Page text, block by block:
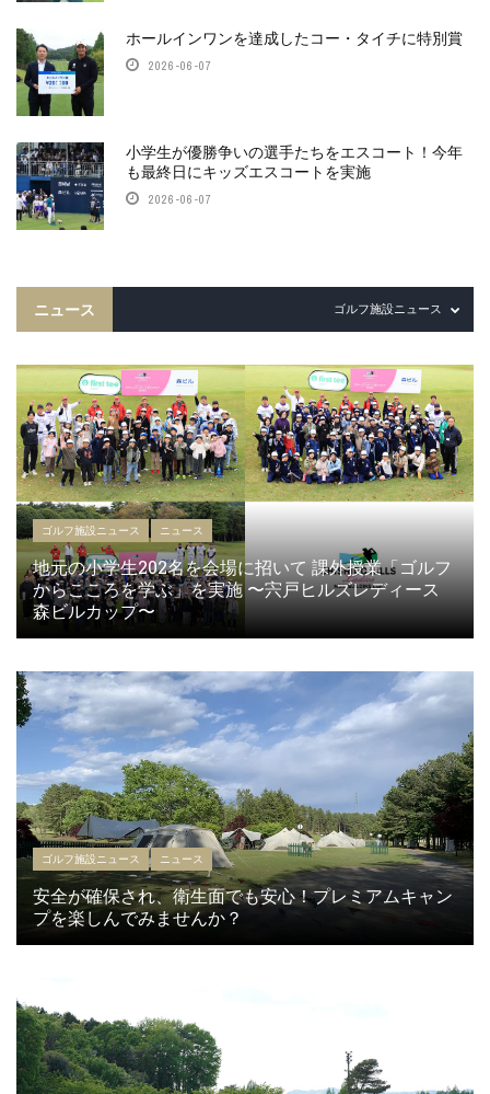
ホールインワンを達成したコー・タイチに特別賞
2026-06-07
小学生が優勝争いの選手たちをエスコート！今年
も最終日にキッズエスコートを実施
2026-06-07
ニュース ゴルフ施設ニュース
ゴルフ施設ニュース ニュース
地元の小学生202名を会場に招いて 課外授業「ゴルフ
からこころを学ぶ」を実施 〜宍戸ヒルズレディース
森ビルカップ〜
ゴルフ施設ニュース ニュース
安全が確保され、衛生面でも安心！プレミアムキャン
プを楽しんでみませんか？